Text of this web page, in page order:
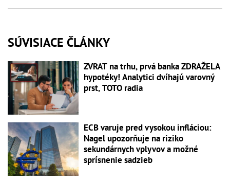
SÚVISIACE ČLÁNKY
ZVRAT na trhu, prvá banka ZDRAŽELA
hypotéky! Analytici dvíhajú varovný
prst, TOTO radia
ECB varuje pred vysokou infláciou:
Nagel upozorňuje na riziko
sekundárnych vplyvov a možné
sprísnenie sadzieb